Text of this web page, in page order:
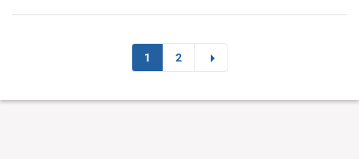
Benefícios
Recomenda esta empresa
1 2